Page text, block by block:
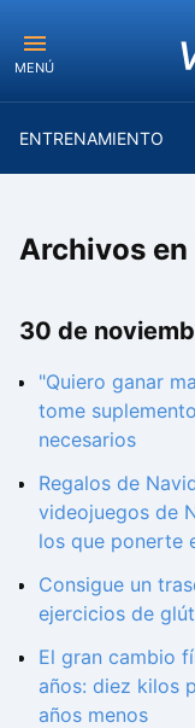
MENÚ
ENTRENAMIENTO
Archivos
30 de
"Quiero ganar
tome
necesarios
Regalos de
videojuegos de
los que ponerte
Consigue un
ejercicios de
El gran cambio
años: diez kilos
años menos